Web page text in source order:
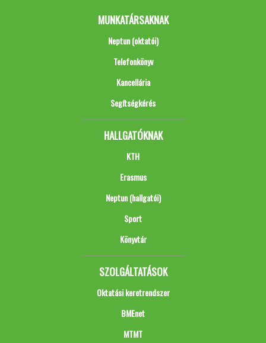
MUNKATÁRSAKNAK
Neptun (oktatói)
Telefonkönyv
Kancellária
Segítségkérés
HALLGATÓKNAK
KTH
Erasmus
Neptun (hallgatói)
Sport
Könyvtár
SZOLGÁLTATÁSOK
Oktatási keretrendszer
BMEnet
MTMT